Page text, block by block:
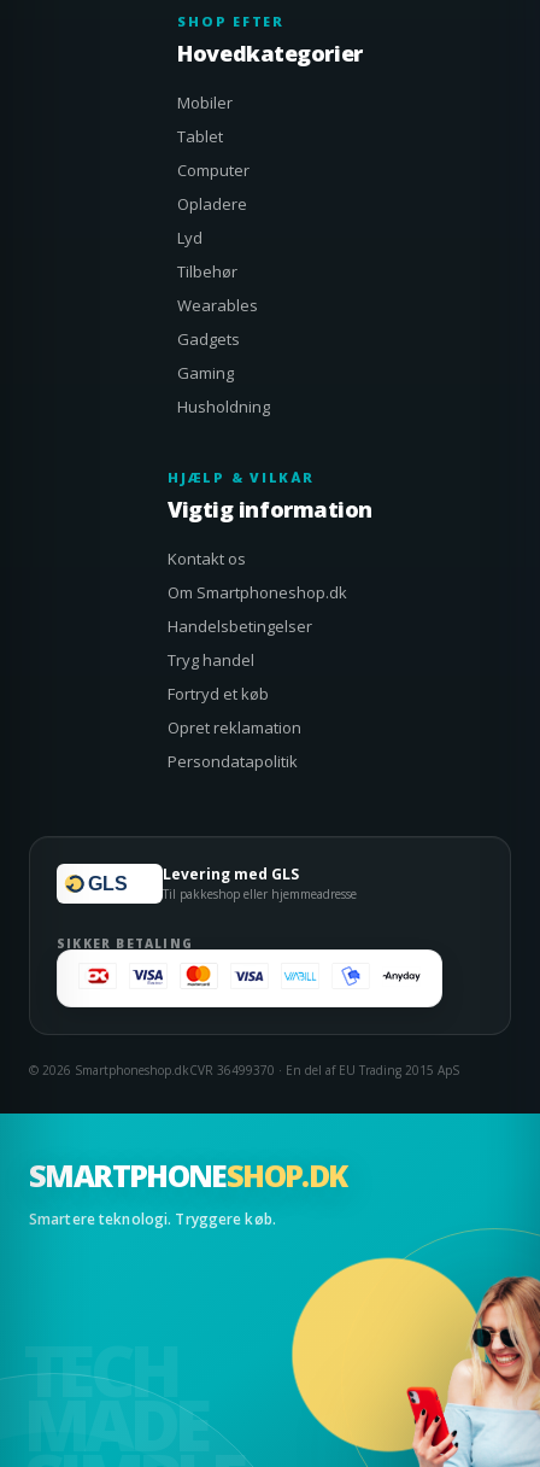
SMARTPHONESHOP.DK
Smartere teknologi. Tryggere køb.
TECH
MADE
SHOP EFTER
Hovedkategorier
Mobiler
Tablet
Computer
Opladere
Lyd
Tilbehør
Wearables
Gadgets
Gaming
Husholdning
HJÆLP & VILKÅR
Vigtig information
Kontakt os
Om Smartphoneshop.dk
Handelsbetingelser
Tryg handel
Fortryd et køb
Opret reklamation
Persondatapolitik
GLS Levering med GLS
Til pakkeshop eller hjemmeadresse
SIKKER BETALING
© 2026 Smartphoneshop.dkCVR 36499370 · En del af EU Trading 2015 ApS